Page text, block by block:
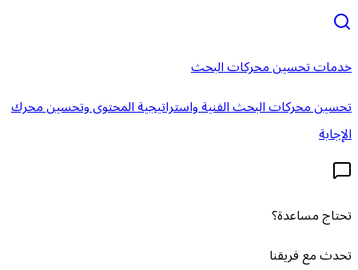
خدمات تحسين محركات البحث
تحسين محركات البحث الفنية واستراتيجية المحتوى وتحسين محرك
الإجابة
تحتاج مساعدة؟
تحدث مع فريقنا